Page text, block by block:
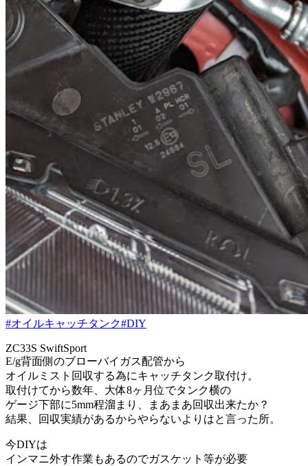
#オイルキャッチタンク#DIY
ZC33S SwiftSport
E/g背面側のブローバイガス配管から
オイルミスト回収する為にキャッチタンク取付け。
取付けてから数年、大体8ヶ月位でタンク横の
ゲージ下部に5mm程溜まり、まあまあ回収出来たか？
結果、回収実績があるからやらないよりはと言った所。
今DIYは
インマニ外す作業もあるのでガスケット等が必要